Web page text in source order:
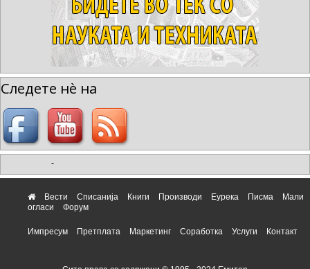
Следете нè на
-
Вести Списанија Книги Производи Еурека Писма
Мали
огласи
Форум
Импресум Претплата Маркетинг Соработка Услуги Контакт